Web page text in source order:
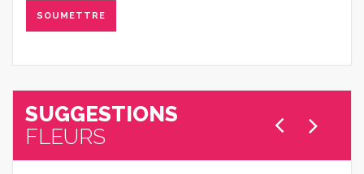
SUGGESTIONS
FLEURS